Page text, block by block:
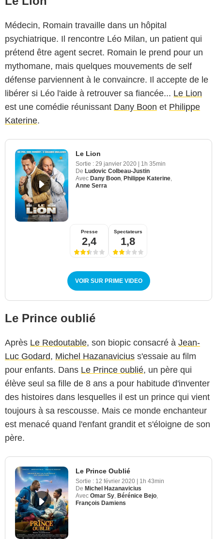
Médecin, Romain travaille dans un hôpital
psychiatrique. Il rencontre Léo Milan, un patient qui
prétend être agent secret. Romain le prend pour un
mythomane, mais quelques mouvements de self
défense parviennent à le convaincre. Il accepte de le
libérer si Léo l'aide à retrouver sa fiancée... Le Lion
est une comédie réunissant Dany Boon et Philippe
Katerine.
Le Lion
Sortie : 29 janvier 2020
1h 35min
De Ludovic Colbeau-Justin
Avec Dany Boon, Philippe Katerine,
Anne Serra
Presse
2,4
Spectateurs
1,8
VOIR SUR PRIME VIDEO
Le Prince oublié
Après Le Redoutable, son biopic consacré à Jean-
Luc Godard, Michel Hazanavicius s'essaie au film
pour enfants. Dans Le Prince oublié, un père qui
élève seul sa fille de 8 ans a pour habitude d'inventer
des histoires dans lesquelles il est un prince qui vient
toujours à sa rescousse. Mais ce monde enchanteur
est menacé quand l'enfant grandit et s'éloigne de son
père.
Le Prince Oublié
Sortie : 12 février 2020
1h 43min
De Michel Hazanavicius
Avec Omar Sy, Bérénice Bejo,
François Damiens